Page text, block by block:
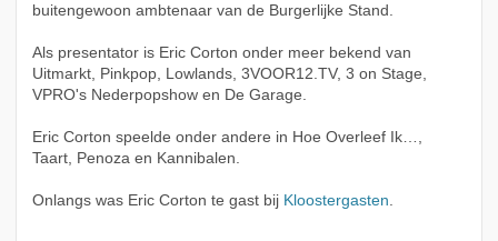
buitengewoon ambtenaar van de Burgerlijke Stand.
Als presentator is Eric Corton onder meer bekend van
Uitmarkt, Pinkpop, Lowlands, 3VOOR12.TV, 3 on Stage,
VPRO's Nederpopshow en De Garage.
Eric Corton speelde onder andere in Hoe Overleef Ik…,
Taart, Penoza en Kannibalen.
Onlangs was Eric Corton te gast bij Kloostergasten.